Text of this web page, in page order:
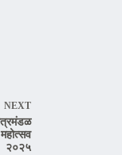
NEXT
२०२५